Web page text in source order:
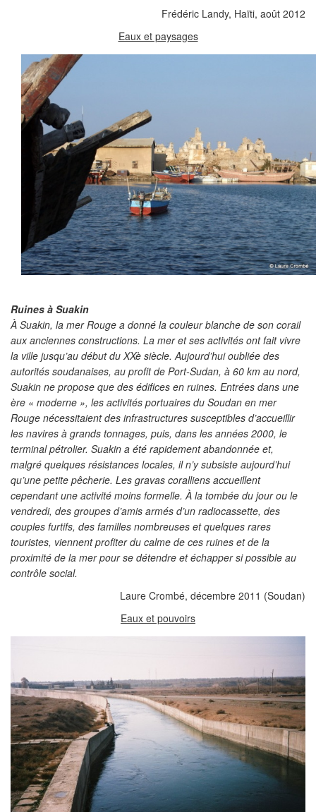
Frédéric Landy, Haïti, août 2012
Eaux et paysages
Ruines à Suakin
À Suakin, la mer Rouge a donné la couleur blanche de son corail
aux anciennes constructions. La mer et ses activités ont fait vivre
la ville jusqu’au début du XXè siècle. Aujourd’hui oubliée des
autorités soudanaises, au profit de Port-Sudan, à 60 km au nord,
Suakin ne propose que des édifices en ruines. Entrées dans une
ère « moderne », les activités portuaires du Soudan en mer
Rouge nécessitaient des infrastructures susceptibles d’accueillir
les navires à grands tonnages, puis, dans les années 2000, le
terminal pétrolier. Suakin a été rapidement abandonnée et,
malgré quelques résistances locales, il n’y subsiste aujourd’hui
qu’une petite pêcherie. Les gravas coralliens accueillent
cependant une activité moins formelle. À la tombée du jour ou le
vendredi, des groupes d’amis armés d’un radiocassette, des
couples furtifs, des familles nombreuses et quelques rares
touristes, viennent profiter du calme de ces ruines et de la
proximité de la mer pour se détendre et échapper si possible au
contrôle social.
Laure Crombé, décembre 2011 (Soudan)
Eaux et pouvoirs